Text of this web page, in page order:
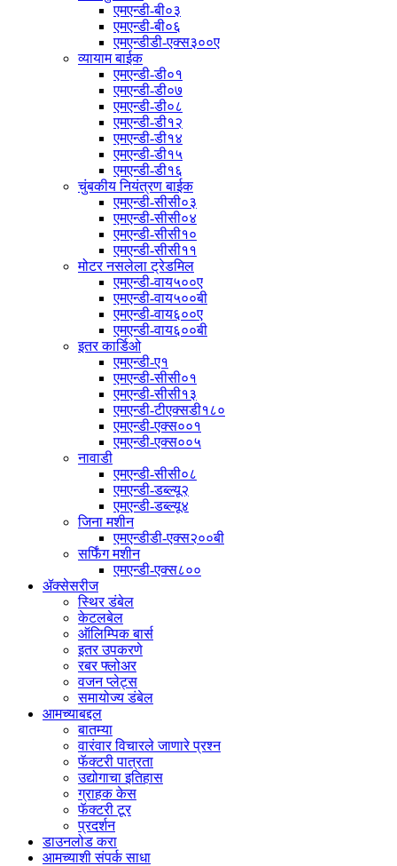
एमएन्डी-बी०३
एमएन्डी-बी०६
एमएन्डीडी-एक्स३००ए
व्यायाम बाईक
एमएन्डी-डी०१
एमएन्डी-डी०७
एमएन्डी-डी०८
एमएन्डी-डी१२
एमएन्डी-डी१४
एमएन्डी-डी१५
एमएन्डी-डी१६
चुंबकीय नियंत्रण बाईक
एमएन्डी-सीसी०३
एमएन्डी-सीसी०४
एमएन्डी-सीसी१०
एमएन्डी-सीसी११
मोटर नसलेला ट्रेडमिल
एमएन्डी-वाय५००ए
एमएन्डी-वाय५००बी
एमएन्डी-वाय६००ए
एमएन्डी-वाय६००बी
इतर कार्डिओ
एमएन्डी-ए१
एमएन्डी-सीसी०१
एमएन्डी-सीसी१३
एमएन्डी-टीएक्सडी१८०
एमएन्डी-एक्स००१
एमएन्डी-एक्स००५
नावाडी
एमएन्डी-सीसी०८
एमएन्डी-डब्ल्यू२
एमएन्डी-डब्ल्यू४
जिना मशीन
एमएन्डीडी-एक्स२००बी
सर्फिंग मशीन
एमएन्डी-एक्स८००
ॲक्सेसरीज
स्थिर डंबेल
केटलबेल
ऑलिम्पिक बार्स
इतर उपकरणे
रबर फ्लोअर
वजन प्लेट्स
समायोज्य डंबेल
आमच्याबद्दल
बातम्या
वारंवार विचारले जाणारे प्रश्न
फॅक्टरी पात्रता
उद्योगाचा इतिहास
ग्राहक केस
फॅक्टरी टूर
प्रदर्शन
डाउनलोड करा
आमच्याशी संपर्क साधा